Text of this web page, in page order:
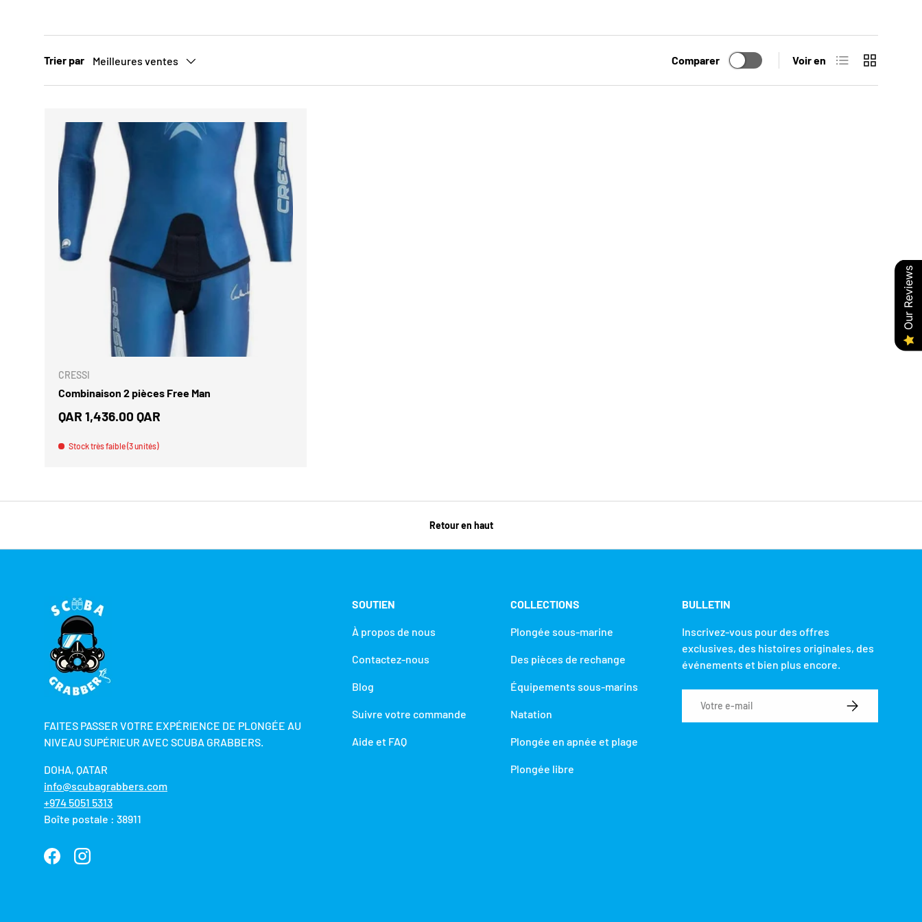
Trier par Meilleures ventes Comparer Voir en Liste Grille
CRESSI
Combinaison 2 pièces Free Man
Prix habituel
QAR 1,436.00 QAR
Stock très faible (3 unités)
Retour en haut
FAITES PASSER VOTRE EXPÉRIENCE DE PLONGÉE AU
NIVEAU SUPÉRIEUR AVEC SCUBA GRABBERS.
DOHA, QATAR
info@scubagrabbers.com
+974 5051 5313
Boîte postale : 38911
FacebookInstagram
SOUTIEN
À propos de nous
Contactez-nous
Blog
Suivre votre commande
Aide et FAQ
COLLECTIONS
Plongée sous-marine
Des pièces de rechange
Équipements sous-marins
Natation
Plongée en apnée et plage
Plongée libre
BULLETIN
Inscrivez-vous pour des offres
exclusives, des histoires originales, des
événements et bien plus encore.
S’INSCRIRE
Our Reviews